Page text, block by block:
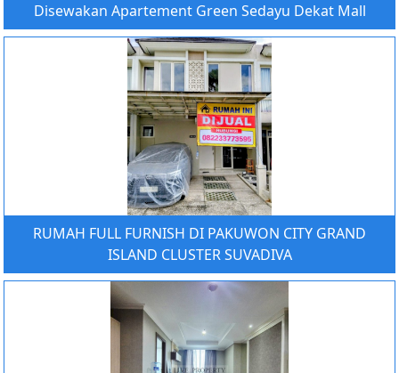
Disewakan Apartement Green Sedayu Dekat Mall
RUMAH FULL FURNISH DI PAKUWON CITY GRAND
ISLAND CLUSTER SUVADIVA